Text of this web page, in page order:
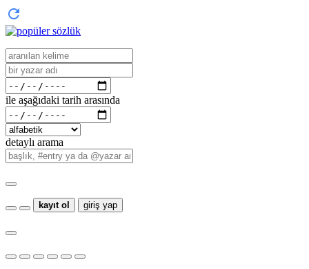
ile aşağıdaki tarih arasında
detaylı arama
kayıt ol giriş yap